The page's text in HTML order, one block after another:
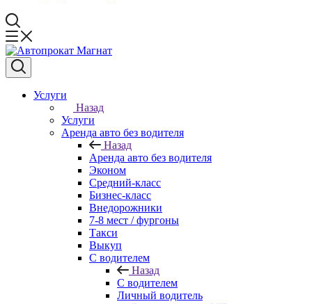
Услуги
Назад
Услуги
Аренда авто без водителя
Назад
Аренда авто без водителя
Эконом
Средний-класс
Бизнес-класс
Внедорожники
7-8 мест / фургоны
Такси
Выкуп
С водителем
Назад
С водителем
Личный водитель